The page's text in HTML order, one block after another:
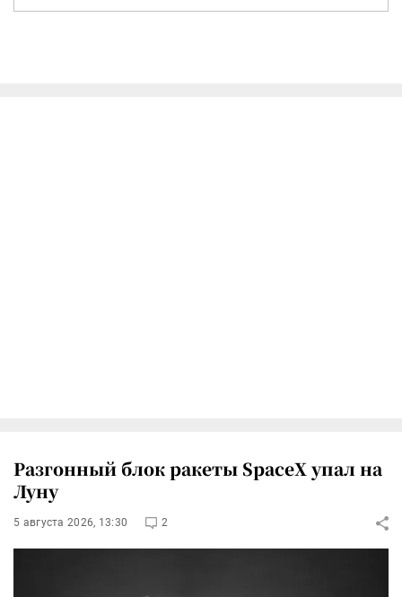
Разгонный блок ракеты SpaceX упал на
Луну
5 августа 2026, 13:30 2